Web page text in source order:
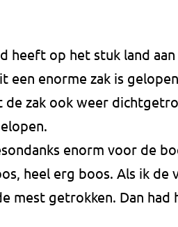
heeft op het stuk land
een enorme zak is
zak ook weer
enorm voor de
heel erg boos. Als ik de
mest getrokken. Dan had